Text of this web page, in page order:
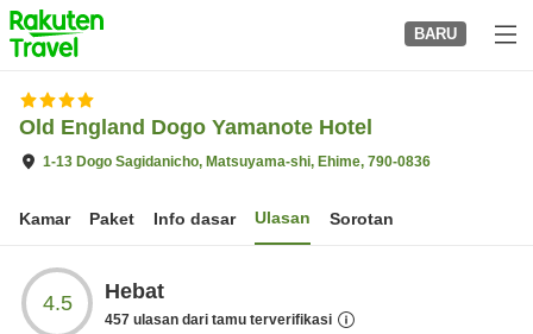
to
top
page
BARU
Old England Dogo Yamanote Hotel
1-13 Dogo Sagidanicho, Matsuyama-shi, Ehime, 790-0836
Kamar Paket Info dasar Ulasan Sorotan
4.5 Hebat
457 ulasan dari tamu terverifikasi